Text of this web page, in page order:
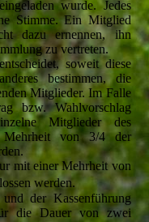
wurde. Jedes
Stimme. Ein Mitglied
dazu ernennen, ihn
zu vertreten.
soweit diese
bestimmen, die
Mitglieder. Im Falle
bzw. Wahlvorschlag
Mitglieder des
Mehrheit von 3/4 der
mit einer Mehrheit von
werden.
der Kassenführung
die Dauer von zwei